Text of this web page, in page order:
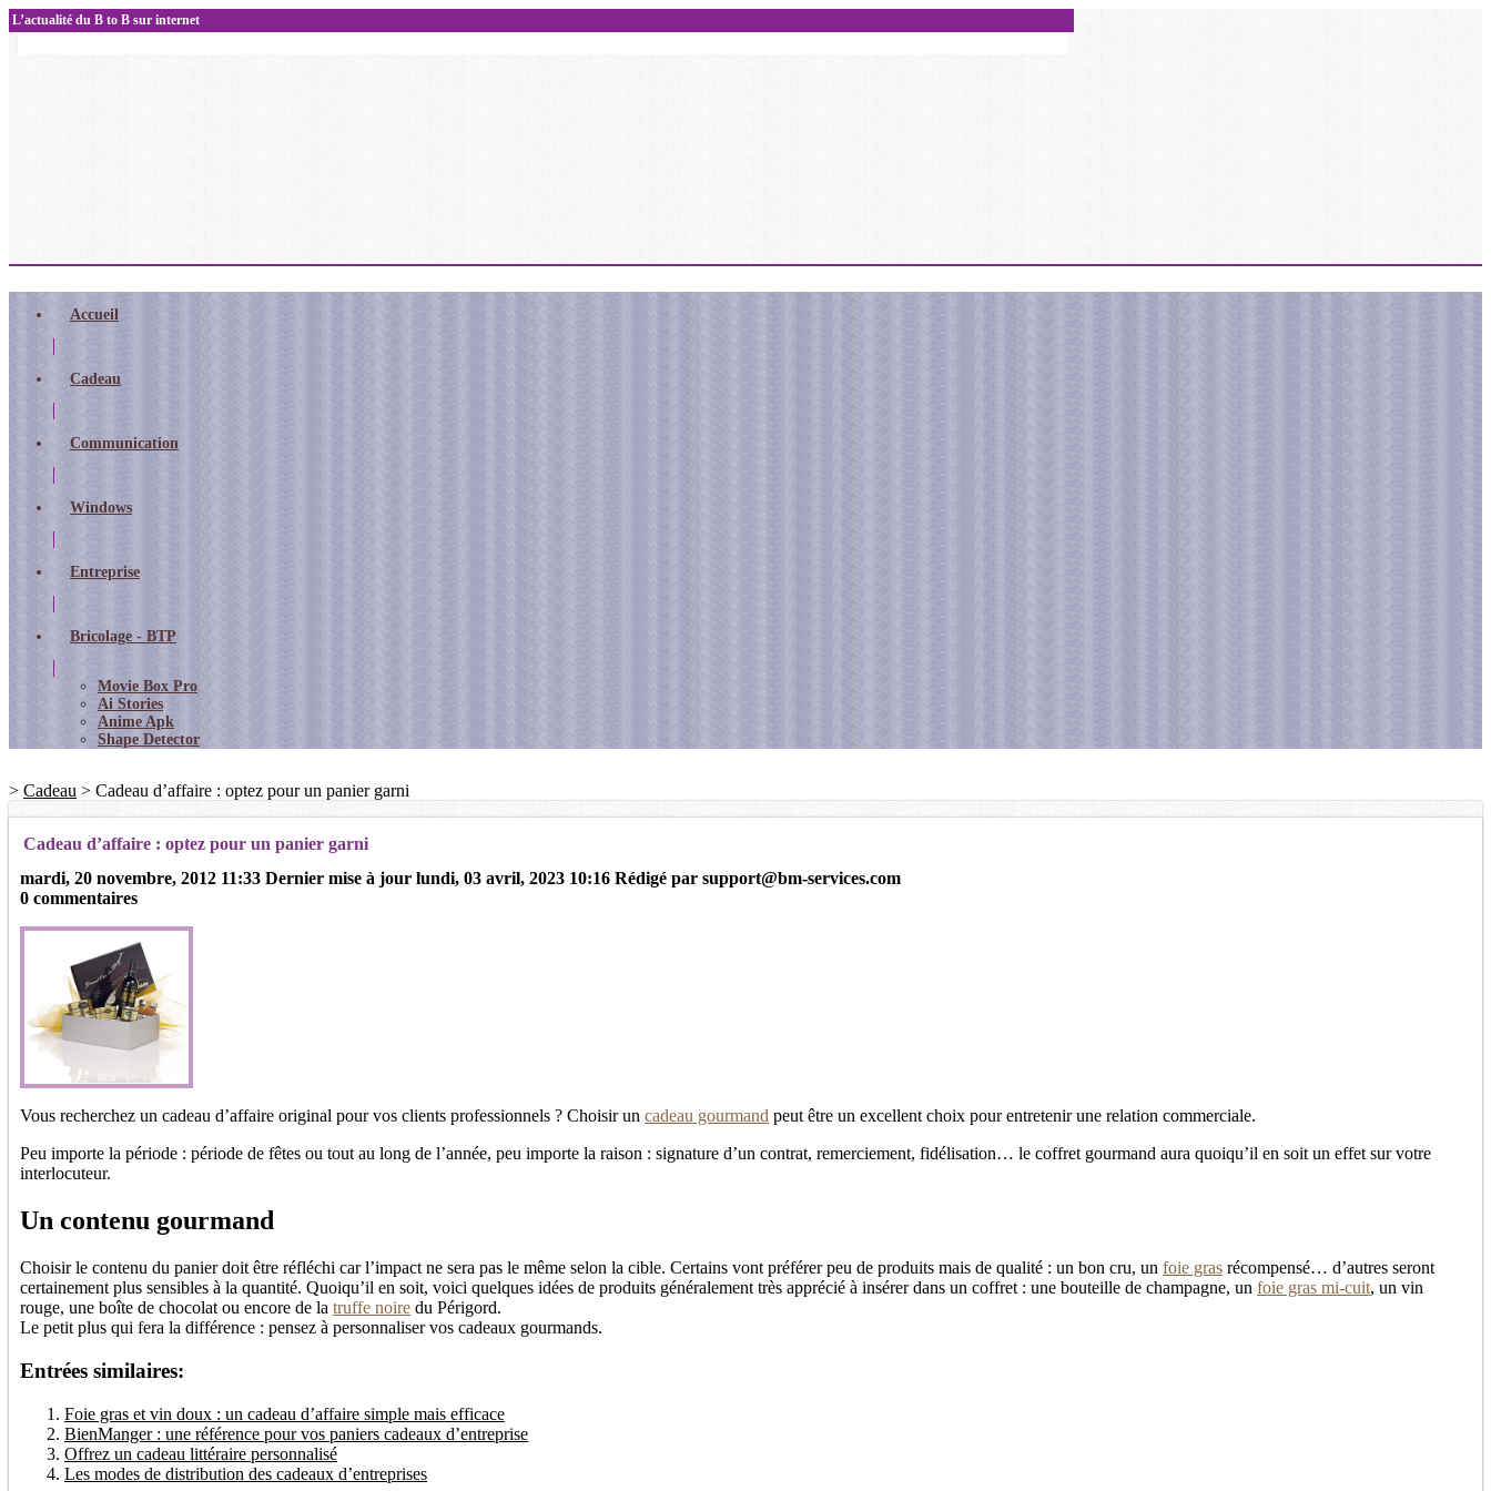
L’actualité du B to B sur internet
Accueil
Cadeau
Communication
Windows
Entreprise
Bricolage - BTP
Movie Box Pro
Ai Stories
Anime Apk
Shape Detector
> Cadeau > Cadeau d’affaire : optez pour un panier garni
Cadeau d’affaire : optez pour un panier garni
mardi, 20 novembre, 2012 11:33 Dernier mise à jour lundi, 03 avril, 2023 10:16 Rédigé par support@bm-services.com
0 commentaires
Vous recherchez un cadeau d’affaire original pour vos clients professionnels ? Choisir un cadeau gourmand peut être un excellent choix pour entretenir une relation commerciale.
Peu importe la période : période de fêtes ou tout au long de l’année, peu importe la raison : signature d’un contrat, remerciement, fidélisation… le coffret gourmand aura quoiqu’il en soit un effet sur votre
interlocuteur.
Un contenu gourmand
Choisir le contenu du panier doit être réfléchi car l’impact ne sera pas le même selon la cible. Certains vont préférer peu de produits mais de qualité : un bon cru, un foie gras récompensé… d’autres seront
certainement plus sensibles à la quantité. Quoiqu’il en soit, voici quelques idées de produits généralement très apprécié à insérer dans un coffret : une bouteille de champagne, un foie gras mi-cuit, un vin
rouge, une boîte de chocolat ou encore de la truffe noire du Périgord.
Le petit plus qui fera la différence : pensez à personnaliser vos cadeaux gourmands.
Entrées similaires:
Foie gras et vin doux : un cadeau d’affaire simple mais efficace
BienManger : une référence pour vos paniers cadeaux d’entreprise
Offrez un cadeau littéraire personnalisé
Les modes de distribution des cadeaux d’entreprises